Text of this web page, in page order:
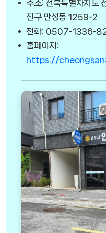
주소: 전북특별자치도
진구 만성동 1259-2
전화: 0507-1336-
홈페이지:
https://